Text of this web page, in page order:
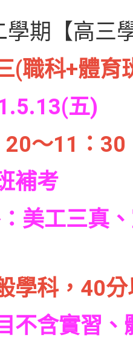
學期【高三
(職科+體育
五)
20～11：30
補考
三真、室
學科，40分
不含實習、